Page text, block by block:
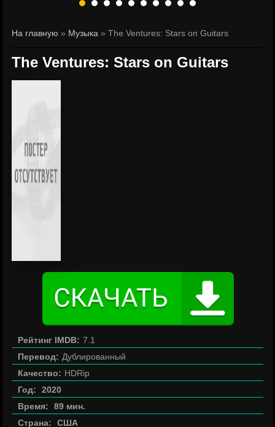
На главную » Музыка » The Ventures: Stars on Guitars
The Ventures: Stars on Guitars
Рейтинг IMDB: 7.1
Перевод: Дублированный
Качество: HDRip
Год:
2020
Время:
89 мин.
Страна:
США